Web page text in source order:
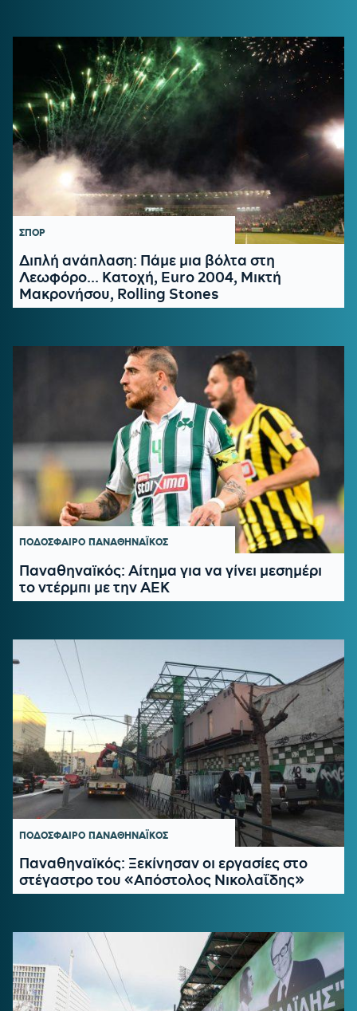
ΣΠΟΡ
Διπλή ανάπλαση: Πάμε μια βόλτα στη
Λεωφόρο... Κατοχή, Euro 2004, Μικτή
Μακρονήσου, Rolling Stones
ΠΟΔΟΣΦΑΙΡΟ ΠΑΝΑΘΗΝΑΪΚΟΣ
Παναθηναϊκός: Αίτημα για να γίνει μεσημέρι
το ντέρμπι με την ΑΕΚ
ΠΟΔΟΣΦΑΙΡΟ ΠΑΝΑΘΗΝΑΪΚΟΣ
Παναθηναϊκός: Ξεκίνησαν οι εργασίες στο
στέγαστρο του «Απόστολος Νικολαΐδης»